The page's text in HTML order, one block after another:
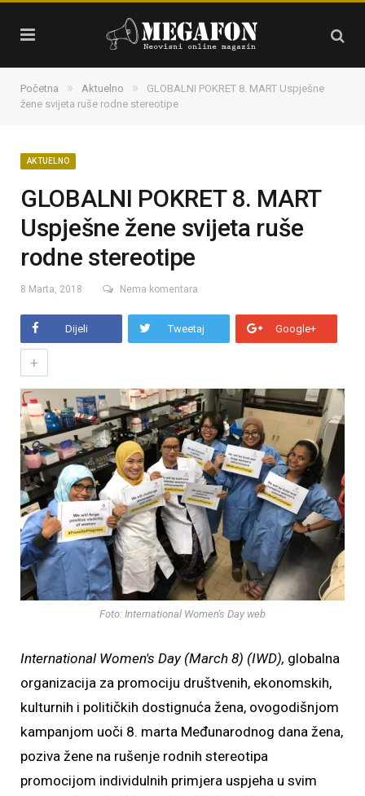
Početna » Aktuelno »
GLOBALNI POKRET 8. MART Uspješne
žene svijeta ruše rodne stereotipe
AKTUELNO
GLOBALNI POKRET 8. MART
Uspješne žene svijeta ruše
rodne stereotipe
8 Marta, 2018 Nema komentara
Dijeli Tweetaj Google+
+
Foto: International Women's Day web
International Women's Day (March 8) (IWD), globalna
organizacija za promociju društvenih, ekonomskih,
kulturnih i političkih dostignuća žena, ovogodišnjom
kampanjom uoči 8. marta Međunarodnog dana žena,
poziva žene na rušenje rodnih stereotipa
promocijom individulnih primjera uspjeha u svim